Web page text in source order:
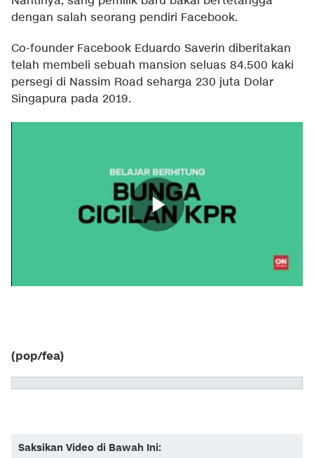
dengan salah seorang pendiri Facebook.
Co-founder Facebook Eduardo Saverin diberitakan
telah membeli sebuah mansion seluas 84.500 kaki
persegi di Nassim Road seharga 230 juta Dolar
Singapura pada 2019.
(pop/fea)
Saksikan Video di Bawah Ini: